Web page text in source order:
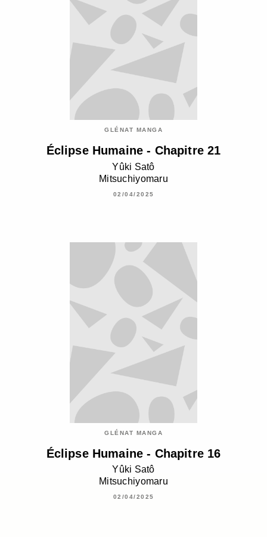
GLÉNAT MANGA
Éclipse Humaine - Chapitre 21
Yûki Satô
Mitsuchiyomaru
02/04/2025
GLÉNAT MANGA
Éclipse Humaine - Chapitre 16
Yûki Satô
Mitsuchiyomaru
02/04/2025